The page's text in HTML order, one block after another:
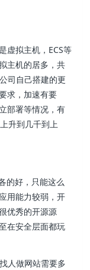
虚拟主机，ECS等
主机的居多，共
司自己搭建的更
求，加速有要
部署等情况，有
升到几千到上
的好，只能这么
用能力较弱，开
优秀的开源源
在安全层面都玩
人做网站需要多